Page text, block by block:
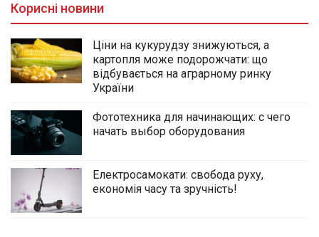
Корисні новини
Ціни на кукурудзу знижуються, а
картопля може подорожчати: що
відбувається на аграрному ринку
України
Фототехника для начинающих: с чего
начать выбор оборудования
Електросамокати: свобода руху,
економія часу та зручність!